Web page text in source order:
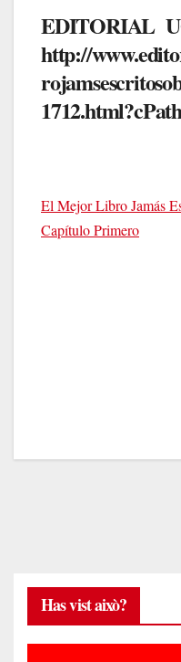
EDITORIAL
http://
El Mejor Libro Jamás
Capítulo Primero
Has vist això?